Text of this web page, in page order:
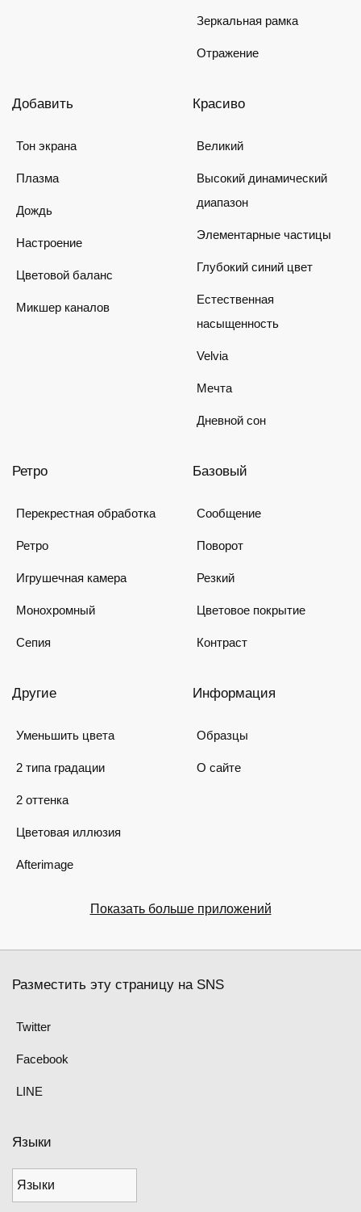
Зеркальная рамка
Отражение
Добавить
Тон экрана
Плазма
Дождь
Настроение
Цветовой баланс
Микшер каналов
Красиво
Великий
Высокий динамический
диапазон
Элементарные частицы
Глубокий синий цвет
Естественная
насыщенность
Velvia
Мечта
Дневной сон
Ретро
Перекрестная обработка
Ретро
Игрушечная камера
Монохромный
Сепия
Базовый
Сообщение
Поворот
Резкий
Цветовое покрытие
Контраст
Другие
Уменьшить цвета
2 типа градации
2 оттенка
Цветовая иллюзия
Afterimage
Информация
Образцы
О сайте
Показать больше приложений
Разместить эту страницу на SNS
Twitter
Facebook
LINE
Языки